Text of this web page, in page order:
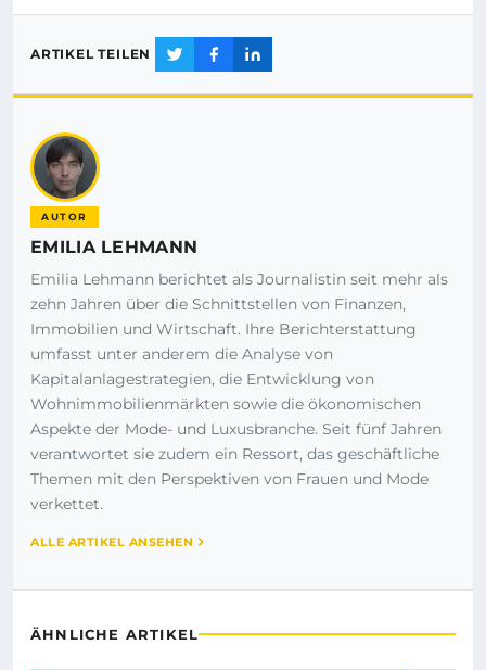
ARTIKEL TEILEN
AUTOR
EMILIA LEHMANN
Emilia Lehmann berichtet als Journalistin seit mehr als
zehn Jahren über die Schnittstellen von Finanzen,
Immobilien und Wirtschaft. Ihre Berichterstattung
umfasst unter anderem die Analyse von
Kapitalanlagestrategien, die Entwicklung von
Wohnimmobilienmärkten sowie die ökonomischen
Aspekte der Mode- und Luxusbranche. Seit fünf Jahren
verantwortet sie zudem ein Ressort, das geschäftliche
Themen mit den Perspektiven von Frauen und Mode
verkettet.
ALLE ARTIKEL ANSEHEN
ÄHNLICHE ARTIKEL